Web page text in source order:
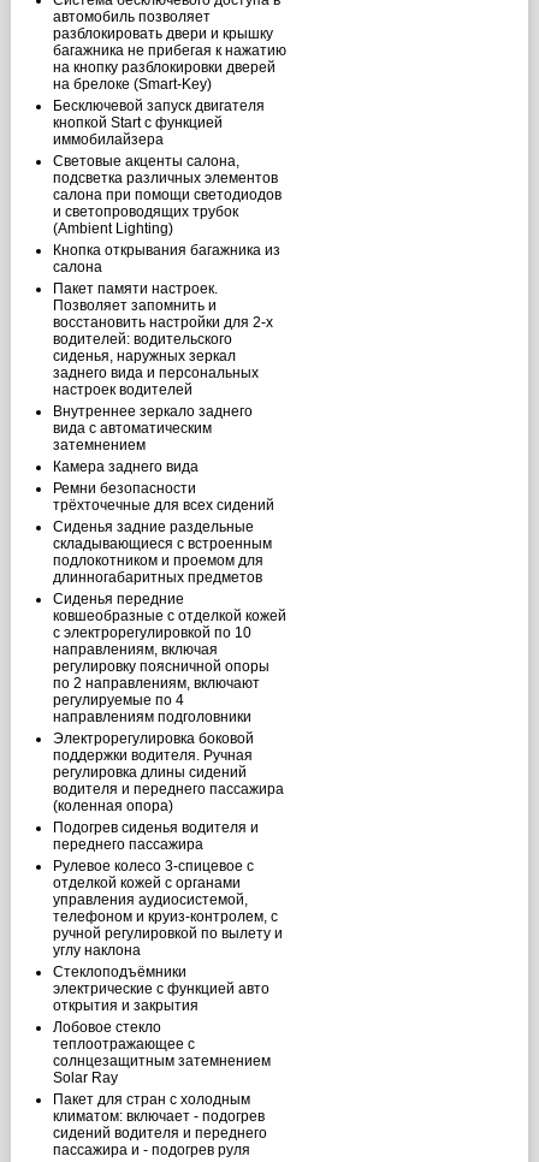
автомобиль позволяет
разблокировать двери и крышку
багажника не прибегая к нажатию
на кнопку разблокировки дверей
на брелоке (Smart-Key)
Бесключевой запуск двигателя
кнопкой Start с функцией
иммобилайзера
Световые акценты салона,
подсветка различных элементов
салона при помощи светодиодов
и светопроводящих трубок
(Ambient Lighting)
Кнопка открывания багажника из
салона
Пакет памяти настроек.
Позволяет запомнить и
восстановить настройки для 2-х
водителей: водительского
сиденья, наружных зеркал
заднего вида и персональных
настроек водителей
Внутреннее зеркало заднего
вида с автоматическим
затемнением
Камера заднего вида
Ремни безопасности
трёхточечные для всех сидений
Сиденья задние раздельные
складывающиеся с встроенным
подлокотником и проемом для
длинногабаритных предметов
Сиденья передние
ковшеобразные с отделкой кожей
с электрорегулировкой по 10
направлениям, включая
регулировку поясничной опоры
по 2 направлениям, включают
регулируемые по 4
направлениям подголовники
Электрорегулировка боковой
поддержки водителя. Ручная
регулировка длины сидений
водителя и переднего пассажира
(коленная опора)
Подогрев сиденья водителя и
переднего пассажира
Рулевое колесо 3-спицевое с
отделкой кожей с органами
управления аудиосистемой,
телефоном и круиз-контролем, с
ручной регулировкой по вылету и
углу наклона
Стеклоподъёмники
электрические с функцией авто
открытия и закрытия
Лобовое стекло
теплоотражающее с
солнцезащитным затемнением
Solar Ray
Пакет для стран с холодным
климатом: включает - подогрев
сидений водителя и переднего
пассажира и - подогрев руля